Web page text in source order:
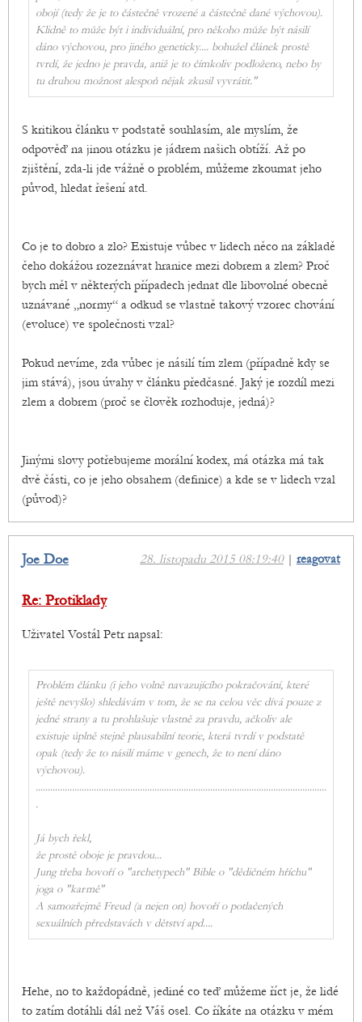
obojí (tedy že je to částečně vrozené a částečně dané výchovou).
Klidně to může být i individuální, pro někoho může být násilí
dáno výchovou, pro jiného geneticky.... bohužel článek prostě
tvrdí, že jedno je pravda, aniž je to čímkoliv podloženo, nebo by
tu druhou možnost alespoň nějak zkusil vyvrátit."
S kritikou článku v podstatě souhlasím, ale myslím, že
odpověď na jinou otázku je jádrem našich obtíží. Až po
zjištění, zda-li jde vážně o problém, můžeme zkoumat jeho
původ, hledat řešení atd.
Co je to dobro a zlo? Existuje vůbec v lidech něco na základě
čeho dokážou rozeznávat hranice mezi dobrem a zlem? Proč
bych měl v některých případech jednat dle libovolné obecně
uznávané „normy“ a odkud se vlastně takový vzorec chování
(evoluce) ve společnosti vzal?
Pokud nevíme, zda vůbec je násilí tím zlem (případně kdy se
jim stává), jsou úvahy v článku předčasné. Jaký je rozdíl mezi
zlem a dobrem (proč se člověk rozhoduje, jedná)?
Jinými slovy potřebujeme morální kodex, má otázka má tak
dvě části, co je jeho obsahem (definice) a kde se v lidech vzal
(původ)?
28. listopadu 2015 08:19:40| reagovat
Joe Doe
Re: Protiklady
Uživatel Vostál Petr napsal:
Problém článku (i jeho volně navazujícího pokračování, které
ještě nevyšlo) shledávám v tom, že se na celou věc dívá pouze z
jedné strany a tu prohlašuje vlastně za pravdu, ačkoliv ale
existuje úplně stejně plausabilní teorie, která tvrdí v podstatě
opak (tedy že to násilí máme v genech, že to není dáno
výchovou).
........................................................................................................................
.
Já bych řekl,
že prostě oboje je pravdou...
Jung třeba hovoří o "archetypech" Bible o "dědičném hříchu"
joga o "karmě"
A samozřejmě Freud (a nejen on) hovoří o potlačených
sexuálních přredstavách v dětství apd....
Hehe, no to každopádně, jediné co teď můžeme říct je, že lidé
to zatím dotáhli dál než Váš osel. Co říkáte na otázku v mém